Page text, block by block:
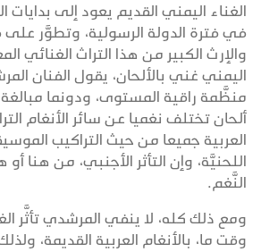
الغناء اليمني القديم يعود إلى
في فترة الدولة الرسولية، وتطوَّر على
والإرث الكبير من هذا التراث الغنائي
اليمني غني بالألحان، يقول الفنان
منظَّمة راقية المستوى، ودونما
ألحان تختلف نغميا عن سائر الأنغام
العربية جميعا من حيث التراكيب
اللحنيَّة، وإن التأثر الأجنبي، من هنا
النَّغم.
ومع ذلك كله، لا ينفي المرشدي تأثَّر
وقت ما، بالأنغام العربية القديمة،